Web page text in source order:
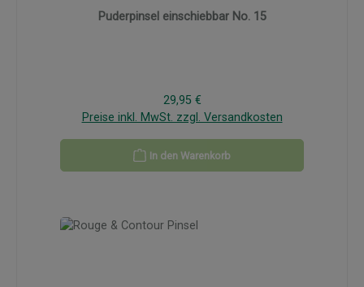
Puderpinsel einschiebbar No. 15
Regulärer Preis:
29,95 €
Preise inkl. MwSt. zzgl. Versandkosten
In den Warenkorb